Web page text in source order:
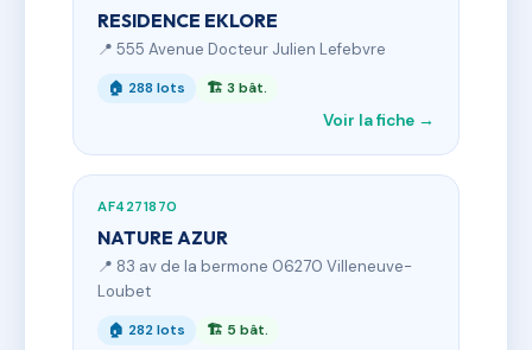
RESIDENCE EKLORE
📍 555 Avenue Docteur Julien Lefebvre
🏠 288 lots 🏗 3 bât.
Voir la fiche →
AF4271870
NATURE AZUR
📍 83 av de la bermone 06270 Villeneuve-
Loubet
🏠 282 lots 🏗 5 bât.